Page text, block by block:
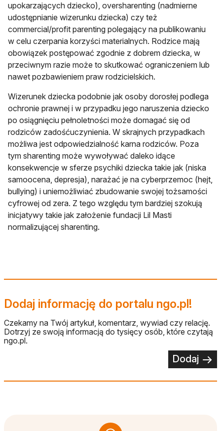
upokarzających dziecko), oversharenting (nadmierne
udostępnianie wizerunku dziecka) czy też
commercial/profit parenting polegający na publikowaniu
w celu czerpania korzyści materialnych. Rodzice mają
obowiązek postępować zgodnie z dobrem dziecka, w
przeciwnym razie może to skutkować ograniczeniem lub
nawet pozbawieniem praw rodzicielskich.
Wizerunek dziecka podobnie jak osoby dorosłej podlega
ochronie prawnej i w przypadku jego naruszenia dziecko
po osiągnięciu pełnoletności może domagać się od
rodziców zadośćuczynienia. W skrajnych przypadkach
możliwa jest odpowiedzialność karna rodziców. Poza
tym sharenting może wywoływać daleko idące
konsekwencje w sferze psychiki dziecka takie jak (niska
samoocena, depresja), narażać je na cyberprzemoc (hejt,
bullying) i uniemożliwiać zbudowanie swojej tożsamości
cyfrowej od zera. Z tego względu tym bardziej szokują
inicjatywy takie jak założenie fundacji Lil Masti
normalizującej sharenting.
Dodaj informację do portalu ngo.pl!
Czekamy na Twój artykuł, komentarz, wywiad czy relację.
Dotrzyj ze swoją informacją do tysięcy osób, które czytają
ngo.pl.
Dodaj